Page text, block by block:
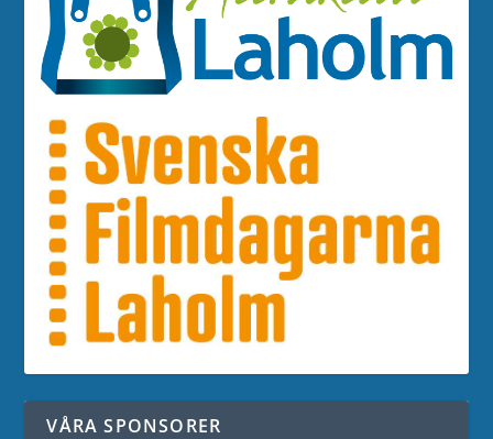
VÅRA SPONSORER